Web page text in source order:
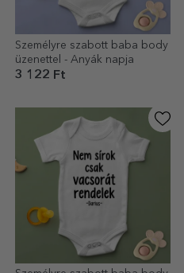
Személyre szabott baba body
üzenettel - Anyák napja
3 122 Ft